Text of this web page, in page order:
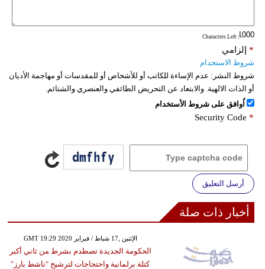
: Characters Left
إلزامي *
شروط الاستخدام
شروط النشر: عدم الإساءة للكاتب أو للأشخاص أو للمقدسات أو مهاجمة الأديان
أو الذات الالهية. والابتعاد عن التحريض الطائفي والعنصري والشتائم.
اُوافق على شروط الأستخدام
Security Code *
أرسل التعليق
أخبار ذات صلة
GMT 19:29 2020 الإثنين ,17 شباط / فبراير
الحكومة الجديدة تصطدم بشرط من ثاني أكبر
كتلة برلمانية واحتجاجات لترشيح "ناشط بارز"